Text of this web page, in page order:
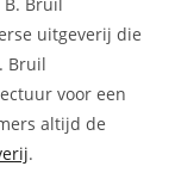
Bruil
uitgeverij die
Bruil
voor een
altijd de
.